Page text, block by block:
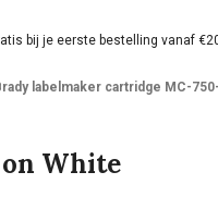
bij je eerste bestelling vanaf
labelmaker cartridge MC-
White